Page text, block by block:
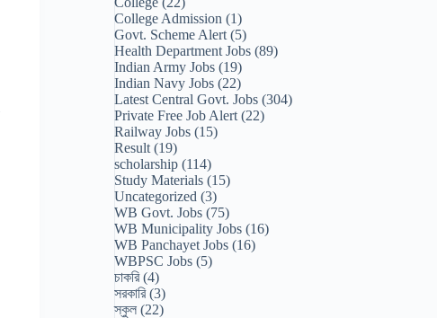
College Admission (1)
Govt. Scheme Alert (5)
Health Department Jobs (89)
Indian Army Jobs (19)
Indian Navy Jobs (22)
Latest Central Govt. Jobs (304)
Private Free Job Alert (22)
Railway Jobs (15)
Result (19)
scholarship (114)
Study Materials (15)
Uncategorized (3)
WB Govt. Jobs (75)
WB Municipality Jobs (16)
WB Panchayet Jobs (16)
WBPSC Jobs (5)
চাকরি(4)
সরকারি(3)
স্কুল (22)